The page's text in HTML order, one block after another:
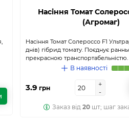
Насіння Томат
(Агромаг)
Насіння Томат Солероссо F1
днів) гібрид томату. Поєднує
прекрасною транспортабельністю.
В наявності
3.9 грн
+
-
+
-
Заказ від 20 шт; шаг